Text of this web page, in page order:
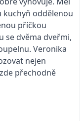
oddělenou
příčkou
se dvěma dveřmi,
Veronika
nejen
přechodně